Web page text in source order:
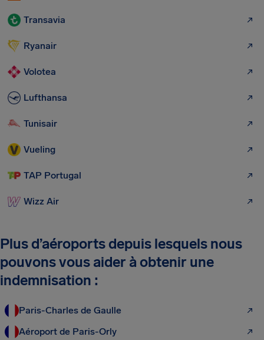
Transavia
Ryanair
Volotea
Lufthansa
Tunisair
Vueling
TAP Portugal
Wizz Air
Plus d’aéroports depuis lesquels nous
pouvons vous aider à obtenir une
indemnisation :
Paris-Charles de Gaulle
Aéroport de Paris-Orly